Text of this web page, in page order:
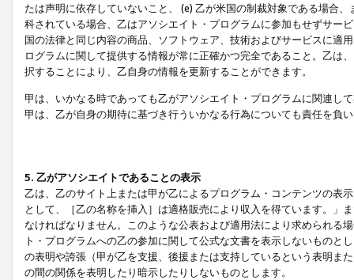
たは声明に依存していないこと、 (e) 乙が米国の制裁対象である場合
科されている場合、乙はアソシエイト・プログラムに参加もせずサー
国の法律と同じ内容の商品、ソフトウェア、技術およびサービスに適
ログラムに関して提供する情報が常に正確かつ完全であること。乙は
択することにより、乙自身の情報を更新することができます。
甲は、いかなる時であっても乙がアソシエイト・プログラムに関連し
甲は、乙が自身の期待に基づき行ういかなる行為についても責任を負
5. 乙がアソシエイトであることの表示
乙は、乙のサイト上または甲が乙によるプログラム・コンテンツの表
として、［乙の名称を挿入］は適格販売により収入を得ています。」
なければなりません。このような公表および適用法により求められる
ト・プログラムへの乙の参加に関して公式な文書を表示しないもの
の表明や誇張（甲が乙を支援、後援または支持しているという表明ま
の間の関係を表明したり暗示したりしないものとします。